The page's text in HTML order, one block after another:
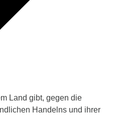
Land gibt, gegen die
Handelns und ihrer